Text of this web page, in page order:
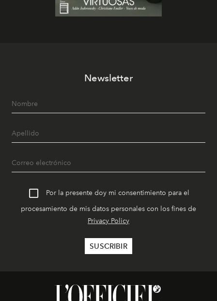
Newsletter
Por la presente doy mi consentimiento para el
procesamiento de mis datos personales con los fines de
Privacy Policy